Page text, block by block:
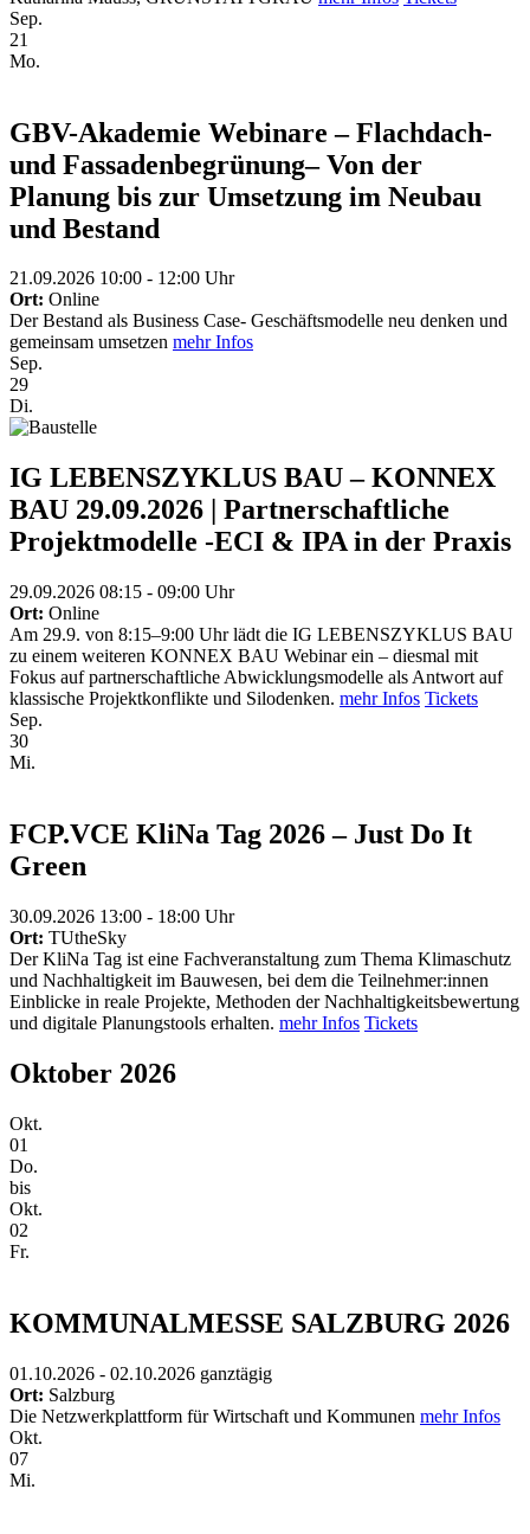
Sep.
21
Mo.
GBV-Akademie Webinare – Flachdach-
und Fassadenbegrünung– Von der
Planung bis zur Umsetzung im Neubau
und Bestand
21.09.2026 10:00 - 12:00 Uhr
Ort: Online
Der Bestand als Business Case- Geschäftsmodelle neu denken und
gemeinsam umsetzen mehr Infos
Sep.
29
Di.
IG LEBENSZYKLUS BAU – KONNEX
BAU 29.09.2026 | Partnerschaftliche
Projektmodelle -ECI & IPA in der Praxis
29.09.2026 08:15 - 09:00 Uhr
Ort: Online
Am 29.9. von 8:15–9:00 Uhr lädt die IG LEBENSZYKLUS BAU
zu einem weiteren KONNEX BAU Webinar ein – diesmal mit
Fokus auf partnerschaftliche Abwicklungsmodelle als Antwort auf
klassische Projektkonflikte und Silodenken. mehr Infos Tickets
Sep.
30
Mi.
FCP.VCE KliNa Tag 2026 – Just Do It
Green
30.09.2026 13:00 - 18:00 Uhr
Ort: TUtheSky
Der KliNa Tag ist eine Fachveranstaltung zum Thema Klimaschutz
und Nachhaltigkeit im Bauwesen, bei dem die Teilnehmer:innen
Einblicke in reale Projekte, Methoden der Nachhaltigkeitsbewertung
und digitale Planungstools erhalten. mehr Infos Tickets
Oktober 2026
Okt.
01
Do.
bis
Okt.
02
Fr.
KOMMUNALMESSE SALZBURG 2026
01.10.2026 - 02.10.2026 ganztägig
Ort: Salzburg
Die Netzwerkplattform für Wirtschaft und Kommunen mehr Infos
Okt.
07
Mi.